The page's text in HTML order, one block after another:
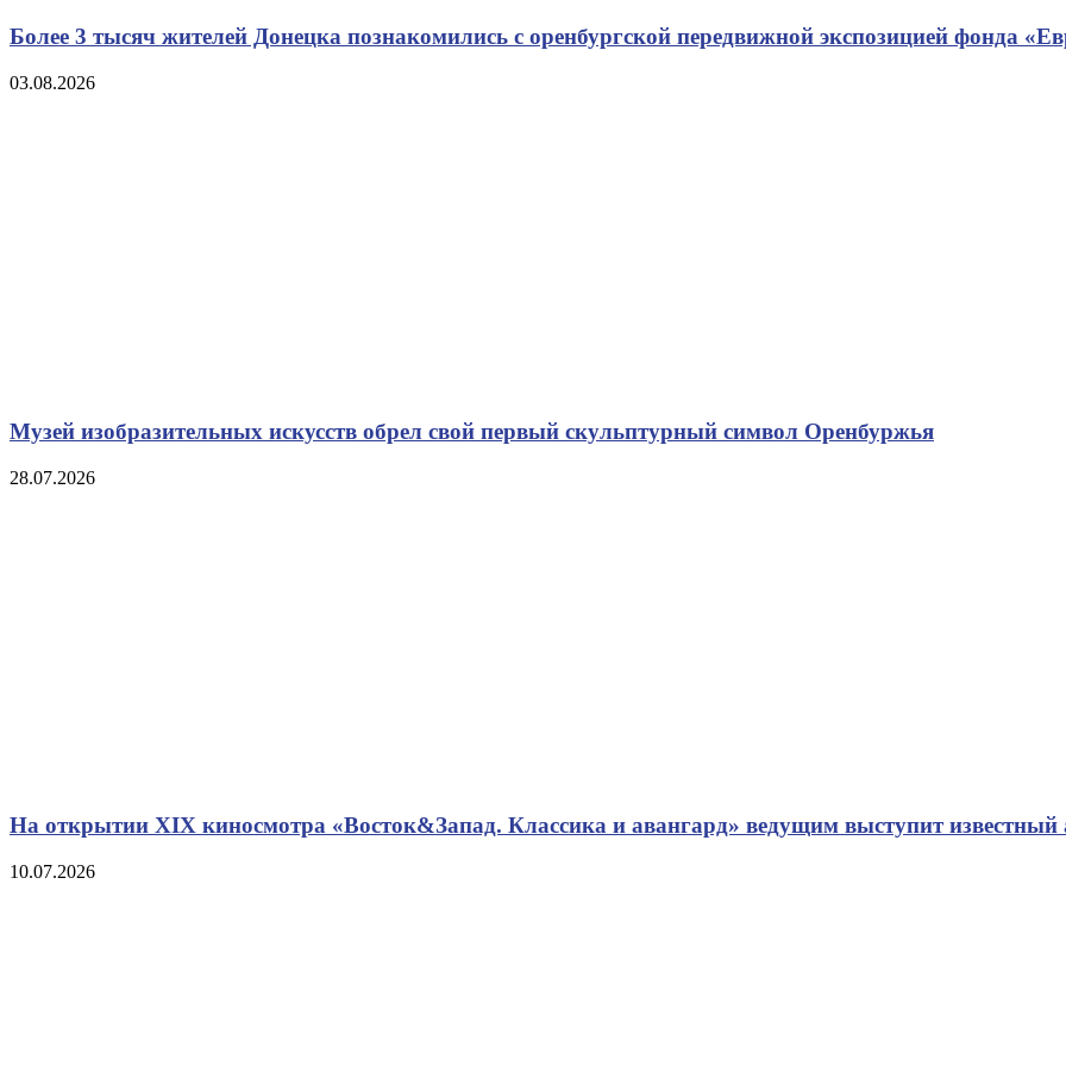
Более 3 тысяч жителей Донецка познакомились с оренбургской передвижной экспозицией фонда
03.08.2026
Музей изобразительных искусств обрел свой первый скульптурный символ Оренбуржья
28.07.2026
На открытии XIX киносмотра «Восток&Запад. Классика и авангард» ведущим выступит
10.07.2026